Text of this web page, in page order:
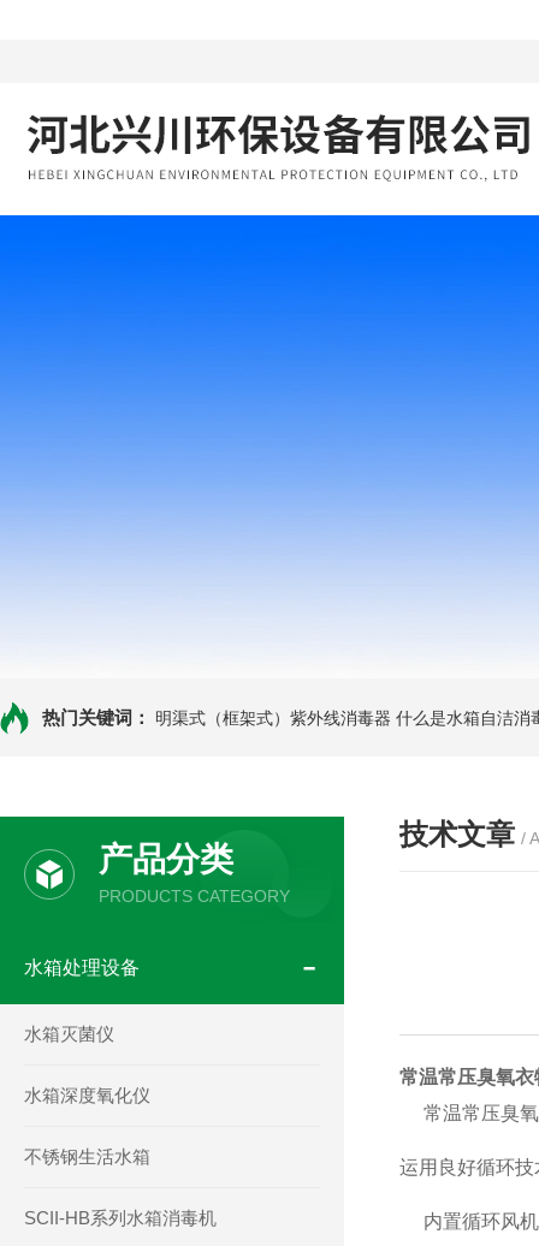
热门关键词： 明渠式（框架式）紫外线消毒器 什么是水箱自洁消
产品分类
PRODUCTS CATEGORY
水箱处理设备
水箱灭菌仪
水箱深度氧化仪
不锈钢生活水箱
SCII-HB系列水箱消毒机
技术文章 /
常温常压臭氧
常温常压臭
运用良好循环
内置循环风